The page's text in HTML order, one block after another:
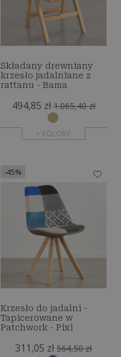
Składany drewniany
krzesło jadalniane z
rattanu - Bama
494,85 zł 1.065,40 zł
+ KOLORY
-45%
Krzesło do jadalni -
Tapicerowane w
Patchwork - Pixi
311,05 zł 564,50 zł